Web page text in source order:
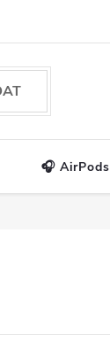
🎧 AirPods